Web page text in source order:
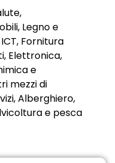
Legno e
Fornitura
Elettronica,
e
mezzi di
Alberghiero,
e pesca